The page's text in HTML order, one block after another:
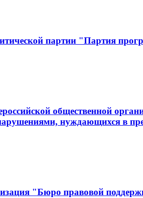
партии "Партия
общественной
нуждающихся в
"Бюро правовой